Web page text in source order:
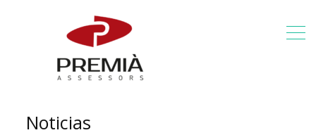
Noticias